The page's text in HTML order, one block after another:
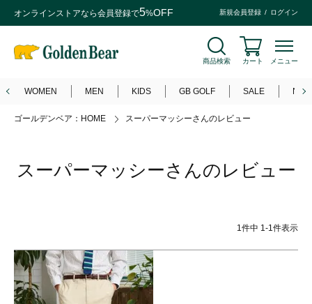
オンラインストアなら会員登録で5%OFF 新規会員登録 ログイン
商品検索 カート メニュー
WOMEN MEN KIDS GB GOLF SALE
ゴールデンベア：HOME スーパーマッシーさんのレビュー
スーパーマッシーさんのレビュー
1件中 1-1件表示